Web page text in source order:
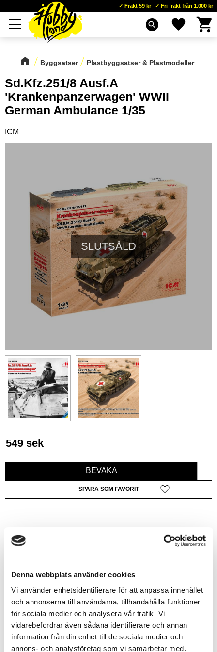
Denna webbplats använder cookies
Vi använder enhetsidentifierare för att anpassa innehållet
och annonserna till användarna, tillhandahålla funktioner
för sociala medier och analysera vår trafik. Vi
vidarebefordrar även sådana identifierare och annan
information från din enhet till de sociala medier och
annons- och analysföretag som vi samarbetar med.
Meny
Frakt 59 kr Fri frakt från 1.000 kr
search Favoriter
Byggsatser Plastbyggsatser & Plastmodeller
Sd.Kfz.251/8 Ausf.A
'Krankenpanzerwagen' WWII
German Ambulance 1/35
ICM
SLUTSÅLD
549 sek
Lägg till i favoriter
BEVAKA
Lagerstatus
Slutsåld
Allmänt